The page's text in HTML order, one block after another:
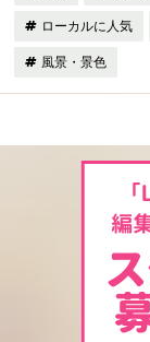
ローカルに人気
風景・景色